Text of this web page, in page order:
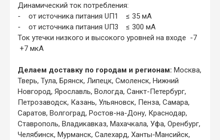
Динамический ток потребления:
- от источника питания UП1 ≤ 35 мА
- от источника питания UП3 ≤ 300 мА
Ток утечки низкого и высокого уровней на входе -7
+7 мкА
Делаем доставку по городам и регионам: Москва,
Тверь, Тула, Брянск, Липецк, Смоленск, Нижний
Новгород, Ярославль, Вологда, Санкт-Петербург,
Петрозаводск, Казань, Ульяновск, Пенза, Самара,
Саратов, Волгоград, Ростов-на-Дону, Краснодар,
Ставрополь, Владикавказ, Махачкала, Уфа, Оренбург,
Челябинск, Мурманск, Салехард, Ханты-Мансийск,